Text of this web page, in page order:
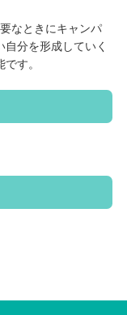
なときにキャンパ
分を形成していく
す。